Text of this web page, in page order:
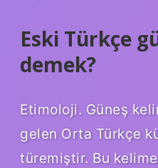
Eski Türkçe
demek?
Etimoloji. Güneş
gelen Orta Türkçe
türemiştir. Bu